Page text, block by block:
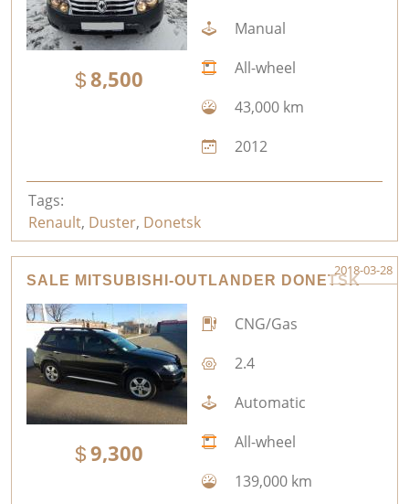
8,500
Manual
All-wheel
43,000 km
2012
Tags:
Renault, Duster, Donetsk
SALE MITSUBISHI-OUTLANDER DONETSK
2018-03-28
9,300
CNG/Gas
2.4
Automatic
All-wheel
139,000 km